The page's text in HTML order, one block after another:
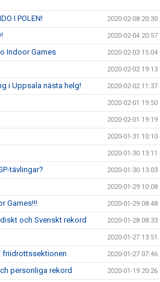
I POLEN! 2020-02-08 20:30
2020-02-04 20:57
Indoor Games 2020-02-03 15:04
2020-02-02 19:13
i Uppsala nästa helg! 2020-02-02 11:37
2020-02-01 19:50
2020-02-01 19:19
2020-01-31 10:10
2020-01-30 13:11
tävlingar? 2020-01-30 13:03
2020-01-29 10:08
Games!!! 2020-01-29 08:48
och Svenskt rekord 2020-01-28 08:33
2020-01-27 13:51
friidrottssektionen 2020-01-27 07:46
personliga rekord 2020-01-19 20:26